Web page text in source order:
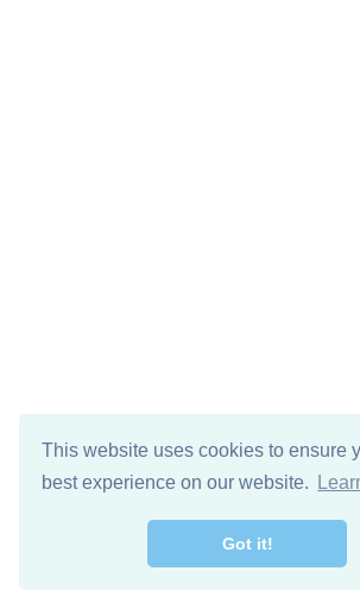
This website uses cookies to ensure
best experience on our website.
Got it!